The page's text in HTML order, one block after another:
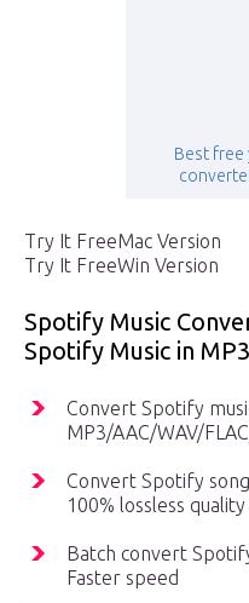
Best free
Try It FreeMac Version
Try It FreeWin Version
Spotify Music
Spotify Music in
Convert Spotify
MP3/AAC/WAV/
Convert Spotify
100% lossless quality
Batch convert
Faster speed